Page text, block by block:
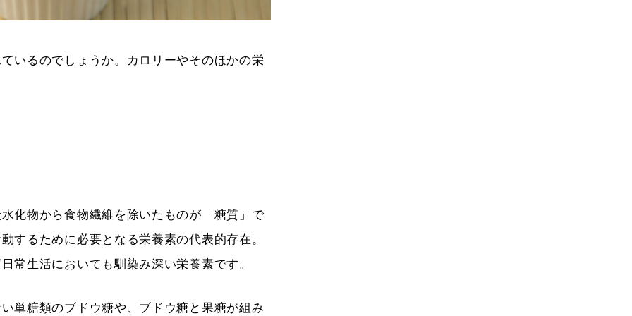
いるのでしょうか。カロリーやそのほかの栄
化物から食物繊維を除いたものが「糖質」で
するために必要となる栄養素の代表的存在。
常生活においても馴染み深い栄養素です。
単糖類のブドウ糖や、ブドウ糖と果糖が組み